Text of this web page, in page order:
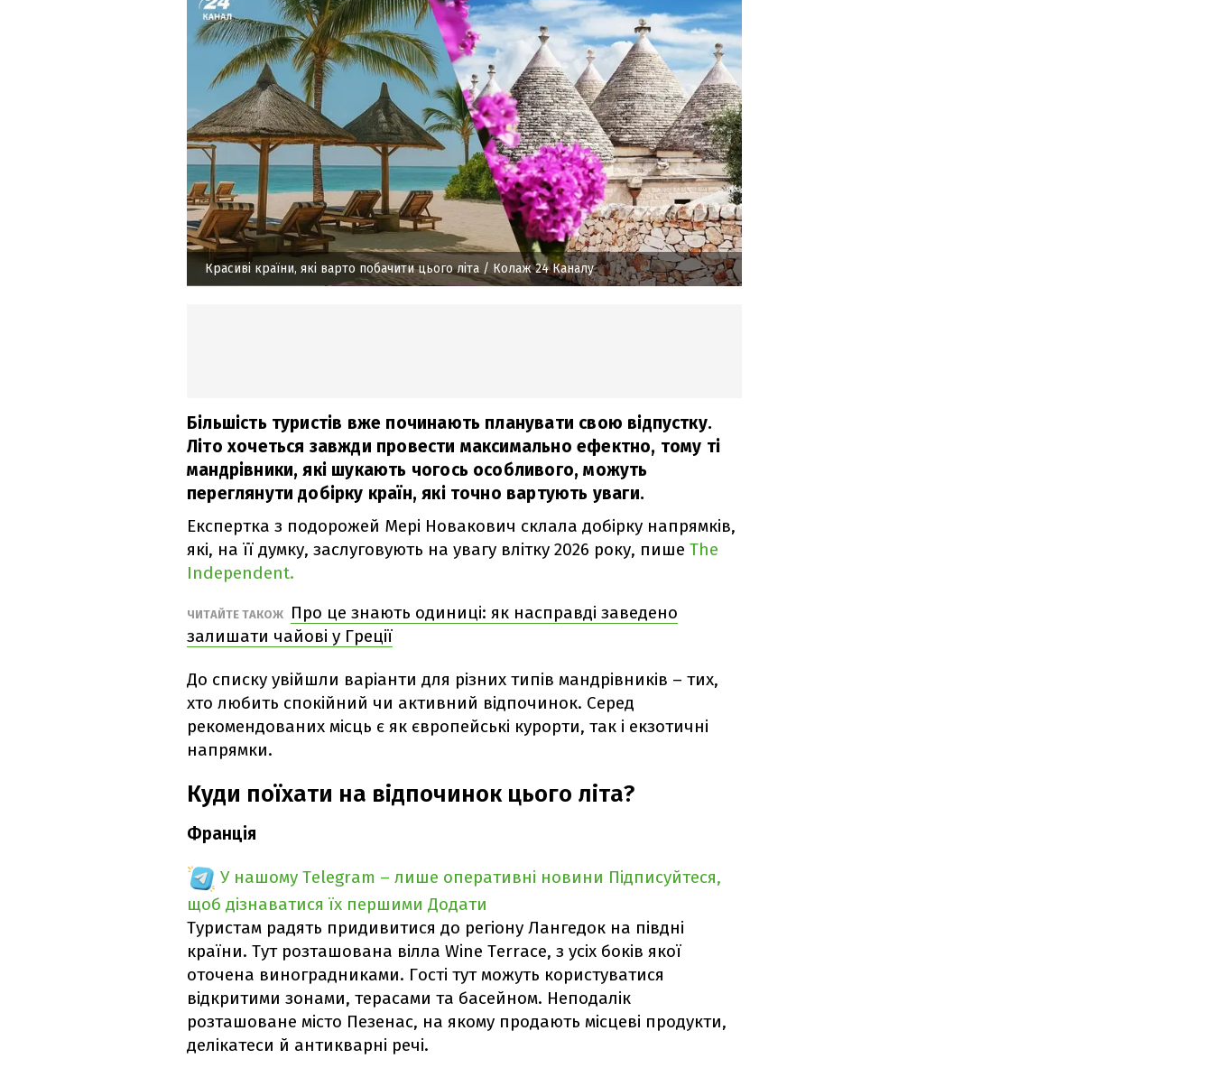
Красиві країни, які варто побачити цього літа / Колаж 24 Каналу
Більшість туристів вже починають планувати свою відпустку.
Літо хочеться завжди провести максимально ефектно, тому ті
мандрівники, які шукають чогось особливого, можуть
переглянути добірку країн, які точно вартують уваги.
Експертка з подорожей Мері Новакович склала добірку напрямків,
які, на її думку, заслуговують на увагу влітку 2026 року, пише The
Independent.
ЧИТАЙТЕ ТАКОЖ
Про це знають одиниці: як насправді заведено
залишати чайові у Греції
До списку увійшли варіанти для різних типів мандрівників – тих,
хто любить спокійний чи активний відпочинок. Серед
рекомендованих місць є як європейські курорти, так і екзотичні
напрямки.
Куди поїхати на відпочинок цього літа?
Франція
У нашому Telegram – лише оперативні новини Підписуйтеся,
щоб дізнаватися їх першими Додати
Туристам радять придивитися до регіону Лангедок на півдні
країни. Тут розташована вілла Wine Terrace, з усіх боків якої
оточена виноградниками. Гості тут можуть користуватися
відкритими зонами, терасами та басейном. Неподалік
розташоване місто Пезенас, на якому продають місцеві продукти,
делікатеси й антикварні речі.